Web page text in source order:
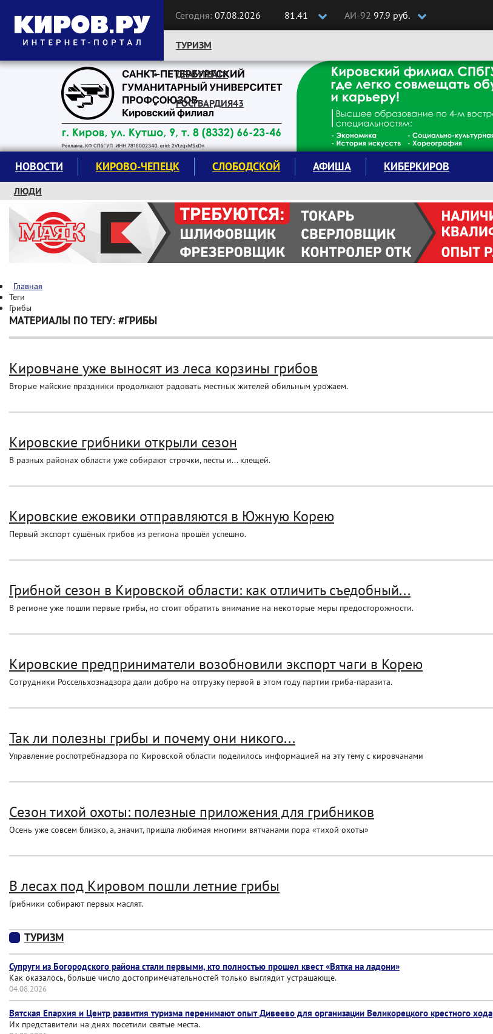
Сегодня: 07.08.2026 81.41 АИ-92 97.9 руб.
Следите за новостями:
ТУРИЗМ
ДРАМТЕАТР
РОСГВАРДИЯ43
НОВОСТИ КИРОВО-ЧЕПЕЦК СЛОБОДСКОЙ АФИША КИБЕРКИРОВ
ЛЮДИ
КРУЖКИ И СЕКЦИИ
ЗАВОДУ "МАЯК" 85 ЛЕТ
ЭКОЛОГИЯ
Главная
Теги
Грибы
МАТЕРИАЛЫ ПО ТЕГУ: #ГРИБЫ
Кировчане уже выносят из леса корзины грибов
Вторые майские праздники продолжают радовать местных жителей обильным урожаем.
Кировские грибники открыли сезон
В разных районах области уже собирают строчки, песты и... клещей.
Кировские ежовики отправляются в Южную Корею
Первый экспорт сушёных грибов из региона прошёл успешно.
Грибной сезон в Кировской области: как отличить съедобный...
В регионе уже пошли первые грибы, но стоит обратить внимание на некоторые меры предосторожности.
Кировские предприниматели возобновили экспорт чаги в Корею
Сотрудники Россельхознадзора дали добро на отгрузку первой в этом году партии гриба-паразита.
Так ли полезны грибы и почему они никого...
Управление роспотребнадзора по Кировской области поделилось информацией на эту тему с кировчанами
Сезон тихой охоты: полезные приложения для грибников
Осень уже совсем близко, а, значит, пришла любимая многими вятчанами пора «тихой охоты»
В лесах под Кировом пошли летние грибы
Грибники собирают первых маслят.
ТУРИЗМ
Супруги из Богородского района стали первыми, кто полностью прошел квест «Вятка на ладони»
Как оказалось, больше число достопримечательностей только выглядит устрашающе.
04.08.2026
Вятская Епархия и Центр развития туризма перенимают опыт Дивеево для организации Великорецкого крестного хода
Их представители на днях посетили святые места.